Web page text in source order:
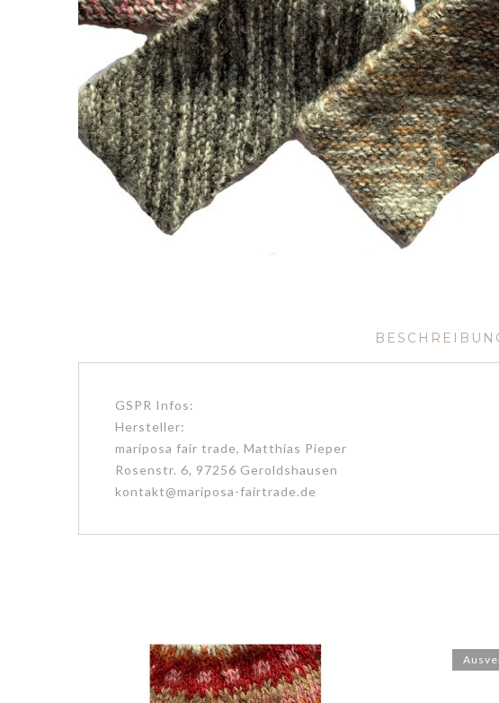
GSPR Infos:
Hersteller:
mariposa fair trade, Matthias Pieper
Rosenstr. 6, 97256 Geroldshausen
kontakt@mariposa-fairtrade.de